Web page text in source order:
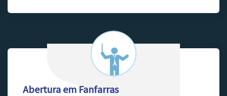
Abertura em Fanfarras